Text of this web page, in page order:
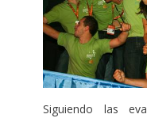
Siguiendo las